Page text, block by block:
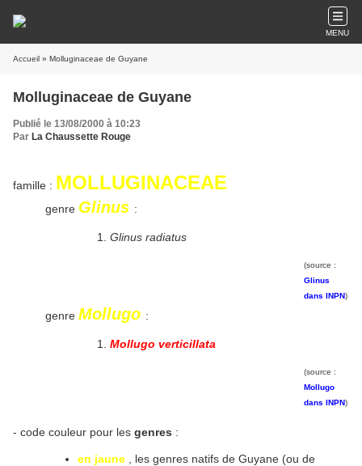
MENU
Accueil » Molluginaceae de Guyane
Molluginaceae de Guyane
Publié le 13/08/2000 à 10:23
Par La Chaussette Rouge
famille : MOLLUGINACEAE
genre Glinus :
Glinus radiatus
(source :
Glinus
dans INPN)
genre Mollugo :
Mollugo verticillata
(source :
Mollugo
dans INPN)
- code couleur pour les genres :
en jaune
, les genres natifs de Guyane (ou de